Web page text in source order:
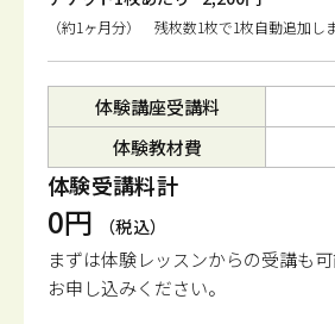
（約1ヶ月分） 残枚数1枚で1枚自動追加し
体験講座受講料
体験教材費
体験受講料計
0円 （税込）
まずは体験レッスンからの受講も可
お申し込みください。